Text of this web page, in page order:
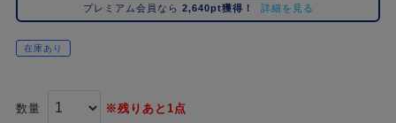
目
ワ
プレミアム会員なら 2,640pt獲得！ 詳細を見る
在庫あり
数量 ※残りあと1点